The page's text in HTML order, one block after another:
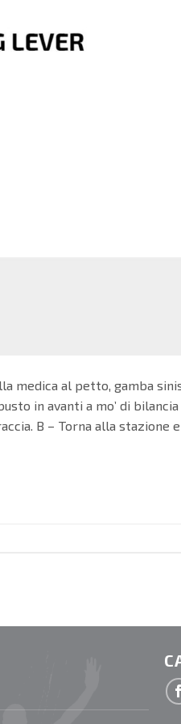
medica al petto, gamba
in avanti a mo’ di bilancia
B – Torna alla stazione